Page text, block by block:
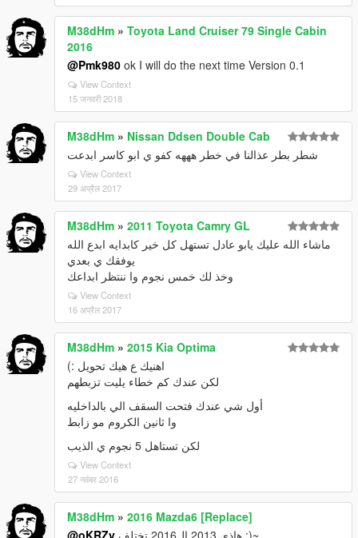
M38dHm » Toyota Land Cruiser 79 Single Cabin
2016
@Pmk980 ok I will do the next time Version 0.1
View Context
15 जनवरी 2018
M38dHm » Nissan Ddsen Double Cab
شطر بطر عذالنا في خطر هههه كفو ي ابو كاسر ابدعت
View Context
29 अप्रैल 2017
M38dHm » 2011 Toyota Camry GL
ماشاء الله عليك يابو عادل تستهل كل خير كابدايه ابدع الله
يوفقك ي بعدي
وخذ لك خمس نجوم وا ننتظر ابداعك
View Context
16 अप्रैल 2017
M38dHm » 2015 Kia Optima
اهنيك ع هيك تحويل :)
لكن عندك كم خطاء يليت تزبطهم
أول شي عندك فتحت السقف الي بالداخليه
وا ثانين الكروم مو زابط
لكن تستاهل 5 نجوم ي الذيب
View Context
27 नवंबर 2016
M38dHm » 2016 Mazda6 [Replace]
@oKRZv
هاذي 2013 ال2016 تختلف :)~